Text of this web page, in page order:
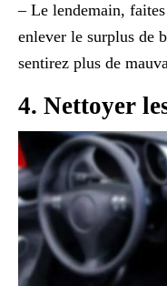
– Le lendemain,
enlever le surplus de
sentirez plus de
4. Nettoyer